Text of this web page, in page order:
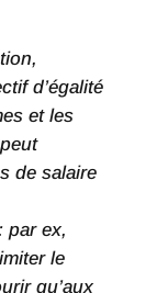
d’égalité
et les
de salaire
par ex,
le
qu’aux